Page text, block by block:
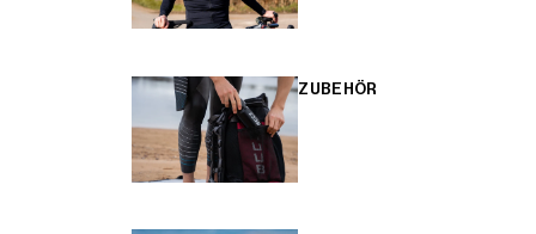
ZUBEHÖR